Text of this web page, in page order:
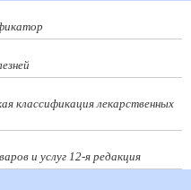
классификация лекарственных
и услуг 12-я редакция